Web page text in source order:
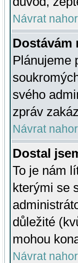
Návrat
Dostávám
Plánujeme
svého
zpráv
Návrat
Dostal
To je nám
kterými se
důležité
mohou
Návrat